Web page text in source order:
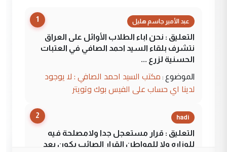
1 عبد الأمير جاسم هليل
التعليق : نحن اباء الطلاب الأوائل على العراق
نتشرف بلقاء السيد احمد الصافي في العتبات
الحسنية لزرع ...
الموضوع : مكتب السيد احمد الصافي : لا يوجود
لدينا اي حساب على الفيس بوك وتويتر
2 hadi
التعليق : قرار مستعجل جدا ولامصلحة فيه
للوزاره ولا للمواطن القرار الصائب يكون بعد